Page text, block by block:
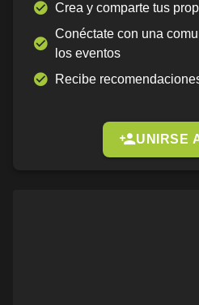
Crea y comparte tus
Conéctate con una
los eventos
Recibe
UNIRSE